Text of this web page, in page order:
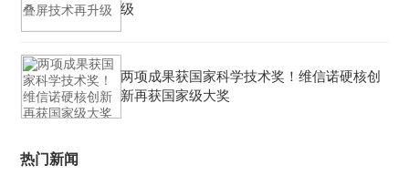
级
两项成果获国家科学技术奖！维信诺硬核创
新再获国家级大奖
热门新闻